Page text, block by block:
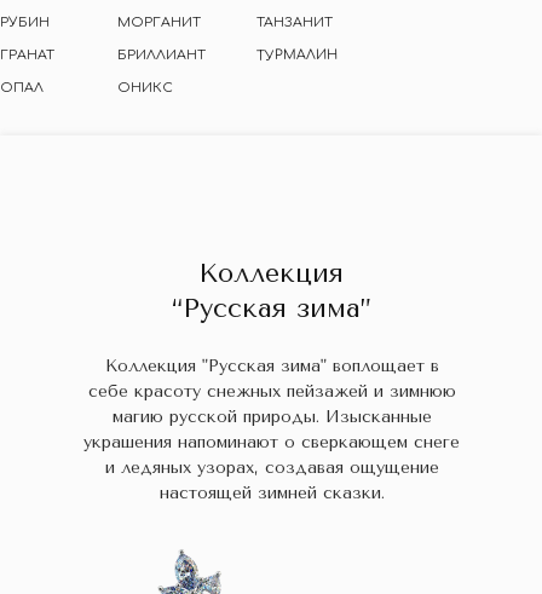
РУБИН МОРГАНИТ
ГРАНАТ БРИЛЛИАНТ ТУРМАЛИН
ТАНЗАНИТ
ОНИКС
ОПАЛ
Коллекция
“Русская зима”
Коллекция "Русская зима" воплощает в
себе красоту снежных пейзажей и зимнюю
магию русской природы. Изысканные
украшения напоминают о сверкающем снеге
и ледяных узорах, создавая ощущение
настоящей зимней сказки.